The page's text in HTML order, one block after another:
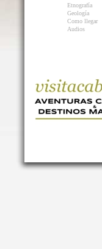
Etnografía
Geología
Como llegar
Audios